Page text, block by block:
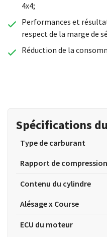
4x4;
Performances et
respect de la marge de
Réduction de la
Spécifications
Type de carburant
Rapport de
Contenu du cylindre
Alésage x Course
ECU du moteur